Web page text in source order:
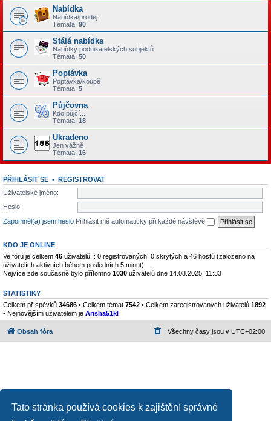
Tato stránka používá cookies k zajištění správné
Nabídka
Nabídka/prodej
Témata: 90
Stálá nabídka
Nabídky podnikatelských subjektů
Témata: 50
Poptávka
Poptávka/koupě
Témata: 5
Půjčovna
Kdo půjčí...
Témata: 18
Ukradeno
Jen vážně
Témata: 16
PŘIHLÁSIT SE • REGISTROVAT
Uživatelské jméno:
Heslo:
Zapomněl(a) jsem heslo Přihlásit mě automaticky při každé návštěvě
KDO JE ONLINE
Ve fóru je celkem 46 uživatelů :: 0 registrovaných, 0 skrytých a 46 hostů (založeno na
uživatelích aktivních během posledních 5 minut)
Nejvíce zde současně bylo přítomno 1030 uživatelů dne 14.08.2025, 11:33
STATISTIKY
Celkem příspěvků 34686 • Celkem témat 7542 • Celkem zaregistrovaných uživatelů 1892
• Nejnovějším uživatelem je Arisha51kl
Obsah fóra Všechny časy jsou v UTC+02:00